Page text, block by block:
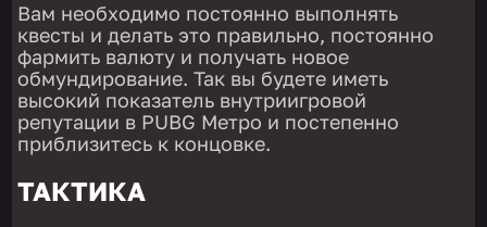
Вам необходимо постоянно выполнять
квесты и делать это правильно, постоянно
фармить валюту и получать новое
обмундирование. Так вы будете иметь
высокий показатель внутриигровой
репутации в PUBG Метро и постепенно
приблизитесь к концовке.
ТАКТИКА